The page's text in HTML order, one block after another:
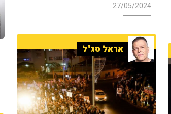
27/05/2024
אראל סג"ל